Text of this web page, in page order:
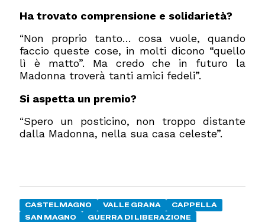
Ha trovato comprensione e solidarietà?
“Non proprio tanto… cosa vuole, quando
faccio queste cose, in molti dicono “quello
lì è matto”. Ma credo che in futuro la
Madonna troverà tanti amici fedeli”.
Si aspetta un premio?
“Spero un posticino, non troppo distante
dalla Madonna, nella sua casa celeste”.
CASTELMAGNO VALLE GRANA
CAPPELLA
SAN MAGNO
GUERRA DI LIBERAZIONE